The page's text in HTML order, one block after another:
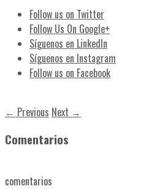
Follow us on Twitter
Follow Us On Google+
Síguenos en LinkedIn
Síguenos en Instagram
Follow us on Facebook
← Previous Next →
Comentarios
comentarios